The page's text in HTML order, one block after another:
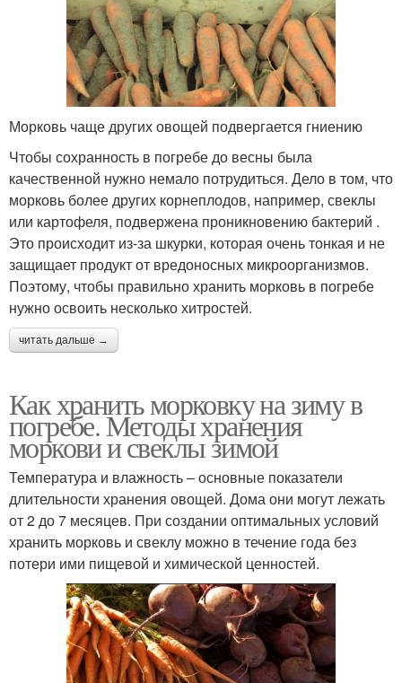
Морковь чаще других овощей подвергается гниению
Чтобы сохранность в погребе до весны была
качественной нужно немало потрудиться. Дело в том, что
морковь более других корнеплодов, например, свеклы
или картофеля, подвержена проникновению бактерий .
Это происходит из-за шкурки, которая очень тонкая и не
защищает продукт от вредоносных микроорганизмов.
Поэтому, чтобы правильно хранить морковь в погребе
нужно освоить несколько хитростей.
читать дальше →
Как хранить морковку на зиму в
погребе. Методы хранения
моркови и свеклы зимой
Температура и влажность – основные показатели
длительности хранения овощей. Дома они могут лежать
от 2 до 7 месяцев. При создании оптимальных условий
хранить морковь и свеклу можно в течение года без
потери ими пищевой и химической ценностей.